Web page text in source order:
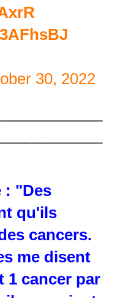
30, 2022
: "Des
qu'ils
cancers.
me disent
1 cancer par